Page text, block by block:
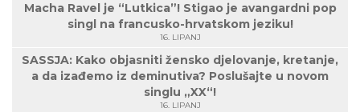
Macha Ravel je “Lutkica”! Stigao je avangardni pop
singl na francusko-hrvatskom jeziku!
16. LIPANJ
SASSJA: Kako objasniti žensko djelovanje, kretanje,
a da izađemo iz deminutiva? Poslušajte u novom
singlu „XX“!
16. LIPANJ